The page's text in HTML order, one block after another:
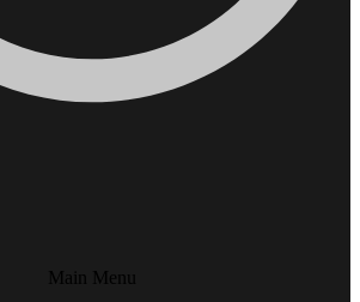
Main Menu